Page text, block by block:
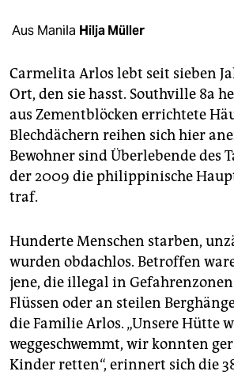
unterstützen
genossenschaft
epaper login
Aus Manila Hilja Müller
Carmelita Arlos lebt seit sieben
Ort, den sie hasst. Southville 8a
aus Zementblöcken errichtete
Blechdächern reihen sich hier
Bewohner sind Überlebende des
der 2009 die philippinische
traf.
Hunderte Menschen starben,
wurden obdachlos. Betroffen
jene, die illegal in
Flüssen oder an steilen
die Familie Arlos. „Unsere Hütte
weggeschwemmt, wir konnten
Kinder retten“, erinnert sich die